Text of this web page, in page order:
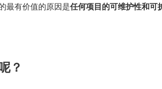
最有价值的原因是任何项目的可维护性和可
？